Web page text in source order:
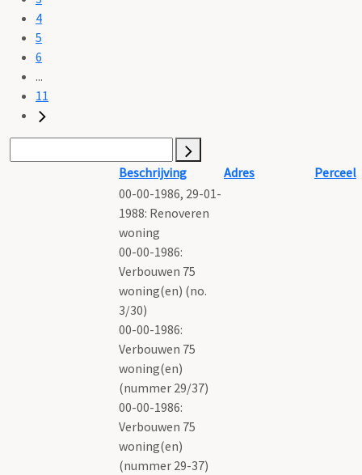
4
5
6
...
11
Beschrijving Adres
Perceel
00-00-1986, 29-01-
1988: Renoveren
woning
00-00-1986:
Verbouwen 75
woning(en) (no.
3/30)
00-00-1986:
Verbouwen 75
woning(en)
(nummer 29/37)
00-00-1986:
Verbouwen 75
woning(en)
(nummer 29-37)